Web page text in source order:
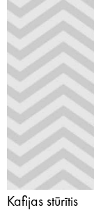
Kafijas stūrītis